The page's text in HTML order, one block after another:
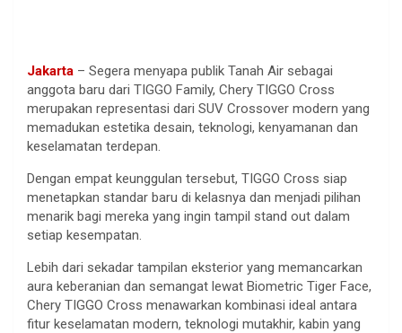
Jakarta – Segera menyapa publik Tanah Air sebagai
anggota baru dari TIGGO Family, Chery TIGGO Cross
merupakan representasi dari SUV Crossover modern yang
memadukan estetika desain, teknologi, kenyamanan dan
keselamatan terdepan.
Dengan empat keunggulan tersebut, TIGGO Cross siap
menetapkan standar baru di kelasnya dan menjadi pilihan
menarik bagi mereka yang ingin tampil stand out dalam
setiap kesempatan.
Lebih dari sekadar tampilan eksterior yang memancarkan
aura keberanian dan semangat lewat Biometric Tiger Face,
Chery TIGGO Cross menawarkan kombinasi ideal antara
fitur keselamatan modern, teknologi mutakhir, kabin yang